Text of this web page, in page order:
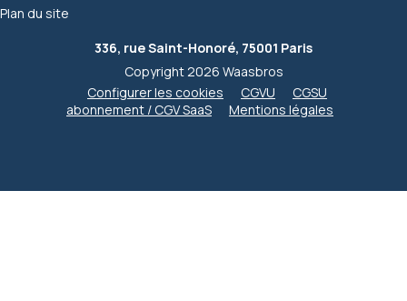
Plan du site
336, rue Saint-Honoré, 75001 Paris
Copyright 2026 Waasbros
Configurer les cookies
CGVU
CGSU
abonnement / CGV SaaS
Mentions légales